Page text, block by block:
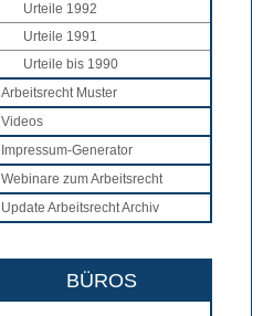
Urteile 1992
Urteile 1991
Urteile bis 1990
Arbeitsrecht Muster
Videos
Impressum-Generator
Webinare zum Arbeitsrecht
Update Arbeitsrecht Archiv
BÜROS